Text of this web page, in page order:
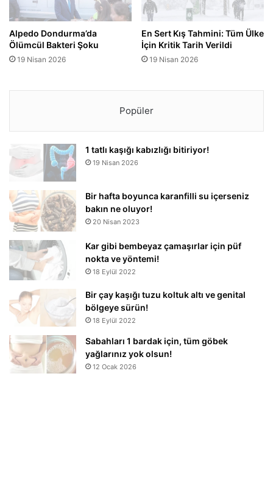
Alpedo Dondurma’da
Ölümcül Bakteri Şoku
19 Nisan 2026
En Sert Kış Tahmini: Tüm Ülke
İçin Kritik Tarih Verildi
19 Nisan 2026
Popüler
1 tatlı kaşığı kabızlığı bitiriyor!
19 Nisan 2026
Bir hafta boyunca karanfilli su içerseniz
bakın ne oluyor!
20 Nisan 2023
Kar gibi bembeyaz çamaşırlar için püf
nokta ve yöntemi!
18 Eylül 2022
Bir çay kaşığı tuzu koltuk altı ve genital
bölgeye sürün!
18 Eylül 2022
Sabahları 1 bardak için, tüm göbek
yağlarınız yok olsun!
12 Ocak 2026